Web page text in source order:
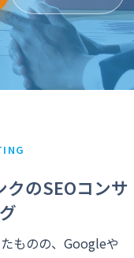
のSEOコンサ
ものの、Googleや